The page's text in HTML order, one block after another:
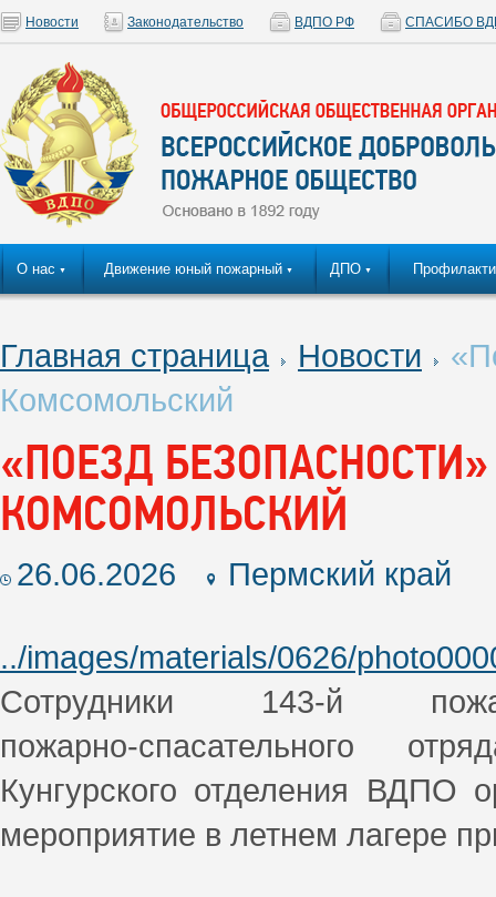
Новости Законодательство ВДПО РФ СПАСИБО
О нас ▼ Движение юный пожарный ▼ ДПО ▼
Главная страница Новости
Комсомольский
«ПОЕЗД
КОМСОМОЛЬСКИЙ
26.06.2026 Пермский край
../images/materials/0626/
Cотрудники 143‑й
пожарно‑спасательного
Кунгурского отделения ВДПО
мероприятие в летнем лагере